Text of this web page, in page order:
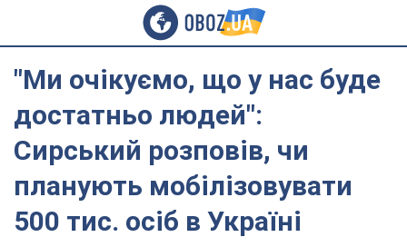
"Ми очікуємо, що у нас буде
достатньо людей":
Сирський розповів, чи
планують мобілізовувати
500 тис. осіб в Україні